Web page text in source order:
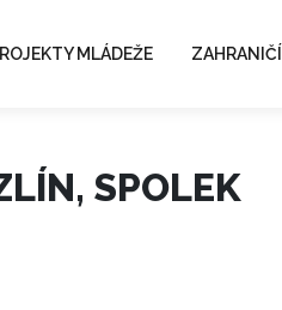
MLÁDEŽE ZAHRANIČÍ
SPOLEK